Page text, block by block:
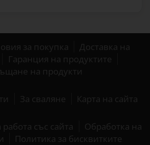
за покупка
Доставка на
Гаранция на продуктите
на продукти
За сваляне Карта на сайта
със сайта
Обработка на
Политика за бисквитките